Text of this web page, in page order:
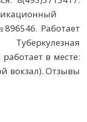
Работает
в месте:
вокзал). Отзывы